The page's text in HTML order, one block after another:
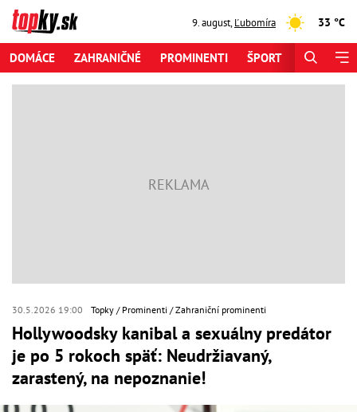
9. august,Ľubomíra 33 °C
DOMÁCE ZAHRANIČNÉ PROMINENTI ŠPORT
30.5.2026 19:00 Topky Prominenti Zahraniční prominenti
Hollywoodsky kanibal a sexuálny predátor
je po 5 rokoch späť: Neudržiavaný,
zarastený, na nepoznanie!